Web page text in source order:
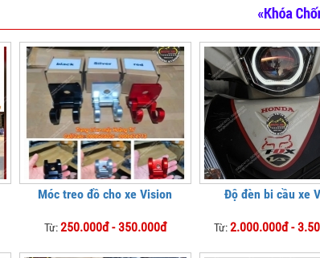
Móc treo đồ cho xe Vision
Từ:250.000đ - 350.000đ
Độ đèn bi cầu xe
Từ:2.000.000đ -